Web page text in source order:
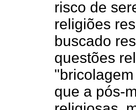
risco de
religiões
buscado
questões
que a pós-